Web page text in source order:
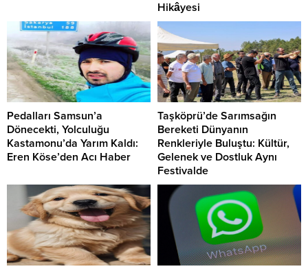
Hikâyesi
Pedalları Samsun’a
Dönecekti, Yolculuğu
Kastamonu’da Yarım Kaldı:
Eren Köse’den Acı Haber
Taşköprü’de Sarımsağın
Bereketi Dünyanın
Renkleriyle Buluştu: Kültür,
Gelenek ve Dostluk Aynı
Festivalde